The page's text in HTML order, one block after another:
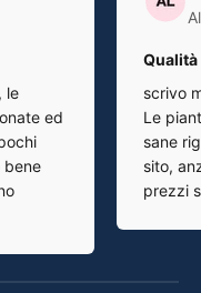
le
ed
bene
scrivo
Le
sane
sito,
prezzi